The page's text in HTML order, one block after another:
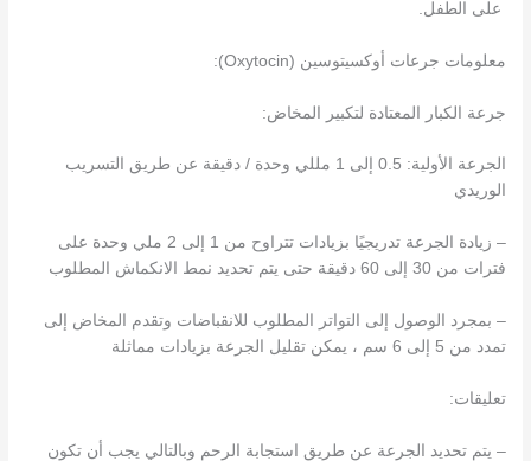
على الطفل.
معلومات جرعات أوكسيتوسين (Oxytocin):
جرعة الكبار المعتادة لتكبير المخاض:
الجرعة الأولية: 0.5 إلى 1 مللي وحدة / دقيقة عن طريق التسريب
الوريدي
– زيادة الجرعة تدريجيًا بزيادات تتراوح من 1 إلى 2 ملي وحدة على
فترات من 30 إلى 60 دقيقة حتى يتم تحديد نمط الانكماش المطلوب
– بمجرد الوصول إلى التواتر المطلوب للانقباضات وتقدم المخاض إلى
تمدد من 5 إلى 6 سم ، يمكن تقليل الجرعة بزيادات مماثلة
تعليقات:
– يتم تحديد الجرعة عن طريق استجابة الرحم وبالتالي يجب أن تكون